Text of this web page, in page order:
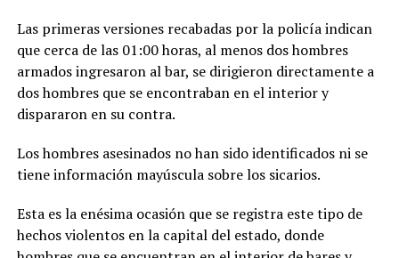
Las primeras versiones recabadas por la policía indican
que cerca de las 01:00 horas, al menos dos hombres
armados ingresaron al bar, se dirigieron directamente a
dos hombres que se encontraban en el interior y
dispararon en su contra.
Los hombres asesinados no han sido identificados ni se
tiene información mayúscula sobre los sicarios.
Esta es la enésima ocasión que se registra este tipo de
hechos violentos en la capital del estado, donde